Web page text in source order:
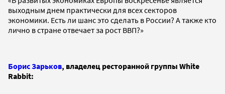
выходным днем практически для всех секторов
экономики. Есть ли шанс это сделать в России? А также кто
лично в стране отвечает за рост ВВП?»
Борис Зарьков, владелец ресторанной группы White
Rabbit: